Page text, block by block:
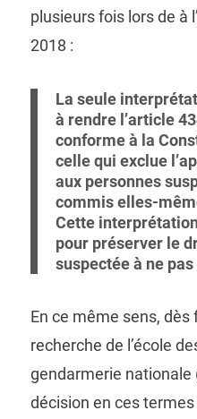
plusieurs fois lors de à l’
2018 :
La seule
à rendre l’article
conforme à la
celle qui exclue
aux personnes
commis elles-
Cette
pour préserver le
suspectée à ne
En ce même sens, dès
recherche de l’école
gendarmerie nationale
décision en ces